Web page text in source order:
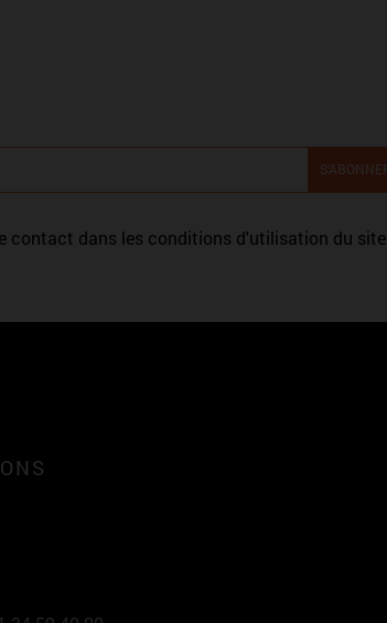
contact dans les conditions d'utilisation du site.